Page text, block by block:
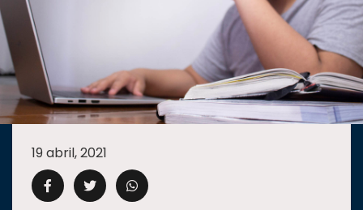
SECCIONES
ACADEMIA
CAMPUS UANL
19 abril, 2021